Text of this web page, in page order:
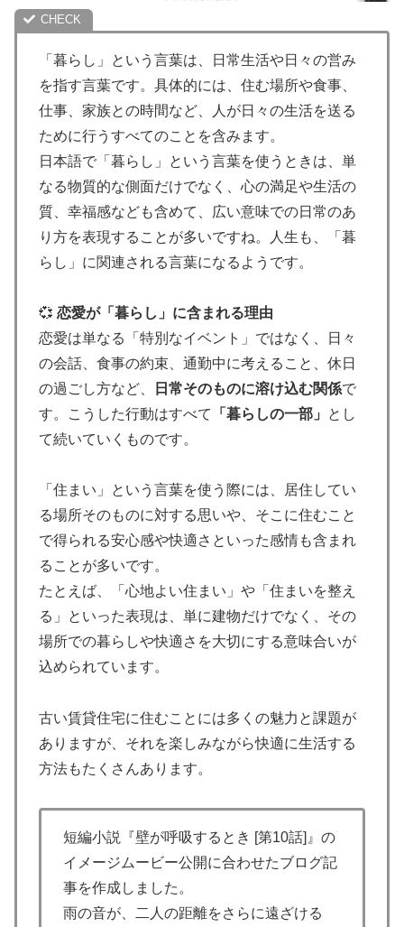
「暮らし」という言葉は、日常生活や日々の営み
を指す言葉です。具体的には、住む場所や食事、
仕事、家族との時間など、人が日々の生活を送る
ために行うすべてのことを含みます。
日本語で「暮らし」という言葉を使うときは、単
なる物質的な側面だけでなく、心の満足や生活の
質、幸福感なども含めて、広い意味での日常のあ
り方を表現することが多いですね。人生も、「暮
らし」に関連される言葉になるようです。
💞 恋愛が「暮らし」に含まれる理由
恋愛は単なる「特別なイベント」ではなく、日々
の会話、食事の約束、通勤中に考えること、休日
の過ごし方など、
日常そのものに溶け込む関係で
す。こうした行動はすべて
「暮らしの一部」
とし
て続いていくものです。
「住まい」という言葉を使う際には、居住してい
る場所そのものに対する思いや、そこに住むこと
で得られる安心感や快適さといった感情も含まれ
ることが多いです。
たとえば、「心地よい住まい」や「住まいを整え
る」といった表現は、単に建物だけでなく、その
場所での暮らしや快適さを大切にする意味合いが
込められています。
古い賃貸住宅に住むことには多くの魅力と課題が
ありますが、それを楽しみながら快適に生活する
方法もたくさんあります。
短編小説『壁が呼吸するとき [第10話]』の
イメージムービー公開に合わせたブログ記
事を作成しました。
雨の音が、二人の距離をさらに遠ざける